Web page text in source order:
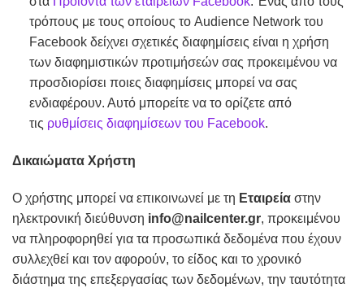
τρόπους με τους οποίους το Audience Network του
Facebook δείχνει σχετικές διαφημίσεις είναι η χρήση
των διαφημιστικών προτιμήσεών σας προκειμένου να
προσδιορίσει ποιες διαφημίσεις μπορεί να σας
ενδιαφέρουν. Αυτό μπορείτε να το ορίζετε από
τις ρυθμίσεις διαφημίσεων του Facebook.
Δικαιώματα Χρήστη
Ο χρήστης μπορεί να επικοινωνεί με τη Εταιρεία στην
ηλεκτρονική διεύθυνση info@nailcenter.gr, προκειμένου
να πληροφορηθεί για τα προσωπικά δεδομένα που έχουν
συλλεχθεί και τον αφορούν, το είδος και το χρονικό
διάστημα της επεξεργασίας των δεδομένων, την ταυτότητα